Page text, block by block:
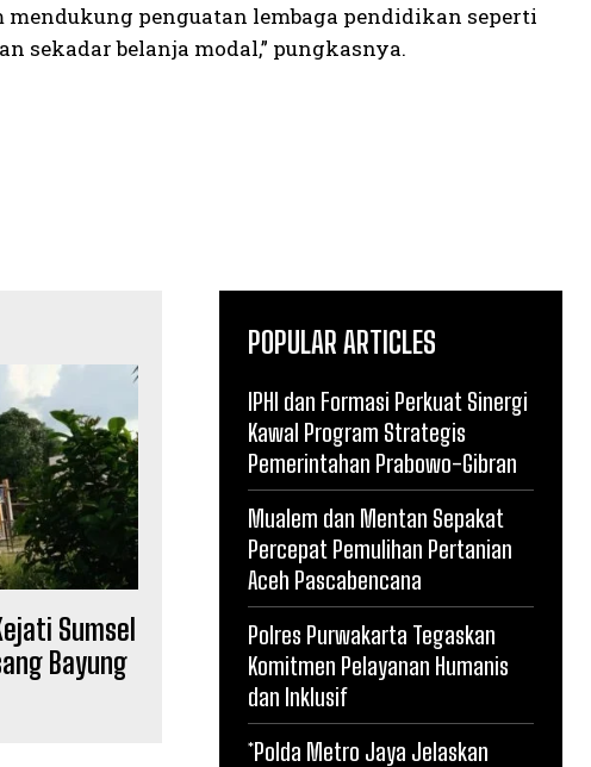
penguatan lembaga pendidikan seperti
sekadar belanja modal,” pungkasnya.
Sumsel
Bayung
POPULAR ARTICLES
IPHI dan Formasi Perkuat Sinergi
Kawal Program Strategis
Pemerintahan Prabowo-Gibran
Mualem dan Mentan Sepakat
Percepat Pemulihan Pertanian
Aceh Pascabencana
Polres Purwakarta Tegaskan
Komitmen Pelayanan Humanis
dan Inklusif
*Polda Metro Jaya Jelaskan